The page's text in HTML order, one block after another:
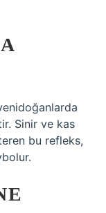
Sinir ve kas
bu refleks,